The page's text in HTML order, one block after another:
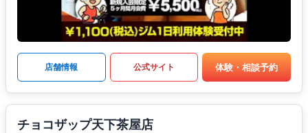
店舗情報 公式サイト 体験・相談予約
チョコザップ天下茶屋店